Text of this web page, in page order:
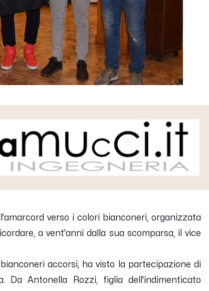
verso i colori bianconeri, organizzata
a vent'anni dalla sua scomparsa, il vice
accorsi, ha visto la partecipazione di
Da Antonella Rozzi, figlia dell'indimenticato